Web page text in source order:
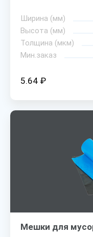
Ширина (мм)
Высота (мм)
Толщина (мкм)
Мин.заказ
5.64 ₽
Мешки для